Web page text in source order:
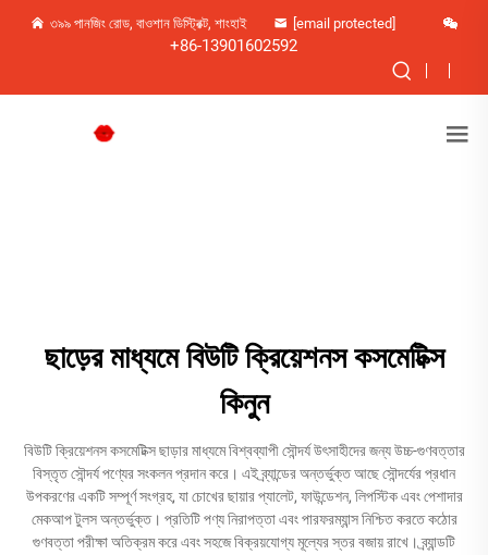
৩৯৯ পানজিং রোড, বাওশান ডিস্ট্রিক্ট, শাংহাই [email protected]
+86-13901602592
ছাড়ের মাধ্যমে বিউটি ক্রিয়েশনস কসমেটিক্স
কিনুন
বিউটি ক্রিয়েশনস কসমেটিক্স ছাড়ার মাধ্যমে বিশ্বব্যাপী সৌন্দর্য উৎসাহীদের জন্য উচ্চ-গুণবত্তার
বিস্তৃত সৌন্দর্য পণ্যের সংকলন প্রদান করে। এই ব্র্যান্ডের অন্তর্ভুক্ত আছে সৌন্দর্যের প্রধান
উপকরণের একটি সম্পূর্ণ সংগ্রহ, যা চোখের ছায়ার প্যালেট, ফাউন্ডেশন, লিপস্টিক এবং পেশাদার
মেকআপ টুলস অন্তর্ভুক্ত। প্রতিটি পণ্য নিরাপত্তা এবং পারফরম্যান্স নিশ্চিত করতে কঠোর
গুণবত্তা পরীক্ষা অতিক্রম করে এবং সহজে বিক্রয়যোগ্য মূল্যের স্তর বজায় রাখে। ব্র্যান্ডটি